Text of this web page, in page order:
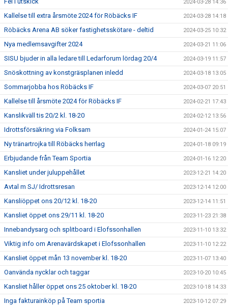
2024-03-28 14:36
Kallelse till extra årsmöte 2024 för Röbäcks IF 2024-03-28 14:18
Röbäcks Arena AB söker fastighetsskötare - deltid 2024-03-25 10:32
Nya medlemsavgifter 2024 2024-03-21 11:06
SISU bjuder in alla ledare till Ledarforum lördag 20/4 2024-03-19 11:57
Snöskottning av konstgräsplanen inledd 2024-03-18 13:05
Sommarjobba hos Röbäcks IF 2024-03-07 20:51
Kallelse till årsmöte 2024 för Röbäcks IF 2024-02-21 17:43
Kanslikväll tis 20/2 kl. 18-20 2024-02-12 13:56
Idrottsförsäkring via Folksam 2024-01-24 15:07
Ny tränartrojka till Röbäcks herrlag 2024-01-18 09:19
Erbjudande från Team Sportia 2024-01-16 12:20
Kansliet under juluppehållet 2023-12-21 14:20
Avtal m SJ/ Idrottsresan 2023-12-14 12:00
Kansliöppet ons 20/12 kl. 18-20 2023-12-14 11:51
Kansliet öppet ons 29/11 kl. 18-20 2023-11-23 21:38
Innebandysarg och splitboard i Elofssonhallen 2023-11-10 13:32
Viktig info om Arenavärdskapet i Elofssonhallen 2023-11-10 12:22
Kansliet öppet mån 13 november kl. 18-20 2023-11-07 13:40
Oanvända nycklar och taggar 2023-10-20 10:45
Kansliet håller öppet ons 25 oktober kl. 18-20 2023-10-18 14:33
Inga fakturainköp på Team sportia 2023-10-12 07:29